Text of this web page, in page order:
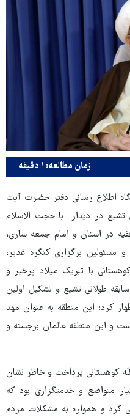
زمان مطالعه: ۱ دقیقه
اطلاع رسانی دفتر حضرت آیت
تشیع در دیدار با حجت الاسلام
در استان و امام جمعه ساری،
مسئولین برگزاری کنگره غدیر،
با تبریک میلاد پرخیر و
طولانی تشیع و تشکیل اولین
کرد: این منطقه به عنوان مهد
و این منطقه عالمان برجسته و
کوهستانی پرداخت و خاطر نشان
متواضع و خدمتگزاری بود که
کرد و همواره به مشکلات مردم